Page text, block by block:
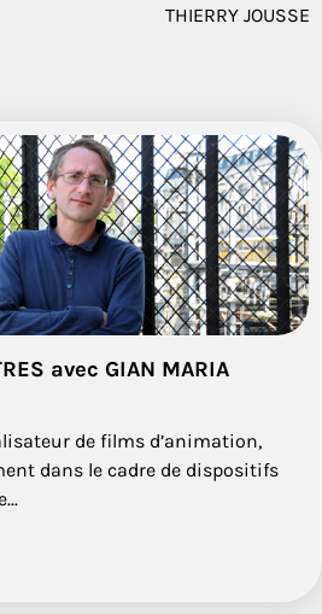
THIERRY JOUSSE
avec GIAN MARIA
de films d’animation,
dans le cadre de dispositifs